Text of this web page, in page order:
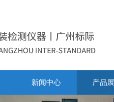
新闻中心 产品